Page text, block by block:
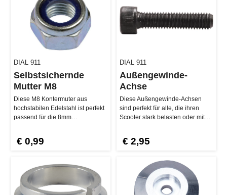
DIAL 911
Selbstsichernde
Mutter M8
Diese M8 Kontermuter aus
hochstabilen Edelstahl ist perfekt
passend für die 8mm
€ 0,99
DIAL 911
Außengewinde-
Achse
Diese Außengewinde-Achsen
sind perfekt für alle, die ihren
Scooter stark belasten oder mit
€ 2,95